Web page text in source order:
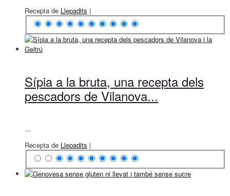
Recepta de Llepadits |
Sípia a la bruta, una recepta dels
pescadors de Vilanova...
...
Recepta de Llepadits |